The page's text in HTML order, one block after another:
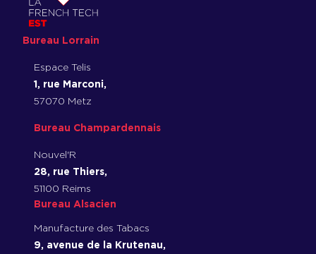
Bureau Lorrain
Espace Telis
1, rue Marconi,
57070 Metz
Bureau Champardennais
Nouvel'R
28, rue Thiers,
51100 Reims
Bureau Alsacien
Manufacture des Tabacs
9, avenue de la Krutenau,